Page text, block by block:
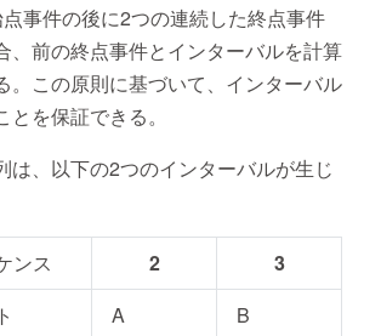
事件の後に2つの連続した終点事件
、前の終点事件とインターバルを計算
。この原則に基づいて、インターバル
を保証できる。
は、以下の2つのインターバルが生じ
ンス 2
3
A B